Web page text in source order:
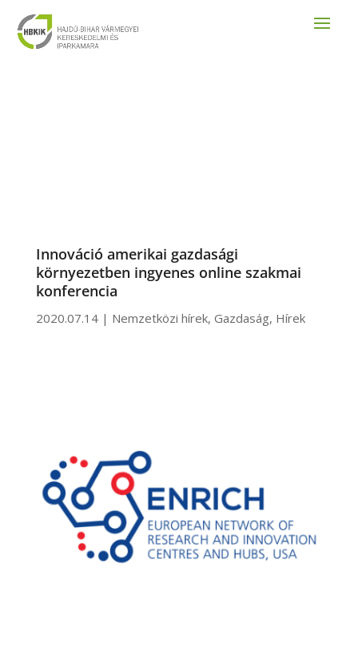
Innováció amerikai gazdasági
környezetben ingyenes online szakmai
konferencia
2020.07.14| Nemzetközi hírek, Gazdaság, Hírek